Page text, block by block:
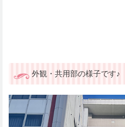
外観・共用部の様子です♪